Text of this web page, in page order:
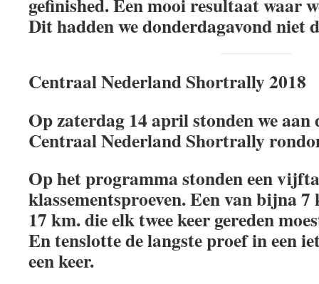
Dit hadden we donderdagavond niet
Centraal Nederland Shortrally 2018
Op zaterdag 14 april stonden we aan
Centraal Nederland Shortrally
Op het programma stonden een
klassementsproeven. Een van bijna
17 km. die elk twee keer gereden
En tenslotte de langste proef in een
een keer.